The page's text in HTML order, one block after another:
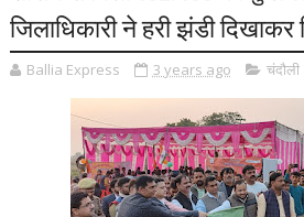
जिलाधिकारी ने हरी झंडी दिखाकर
Ballia Express 3 years ago चंदौली